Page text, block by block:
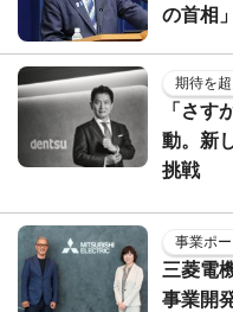
の首相
期待を
「さす
動。新
挑戦
事業ポ
三菱電
事業開